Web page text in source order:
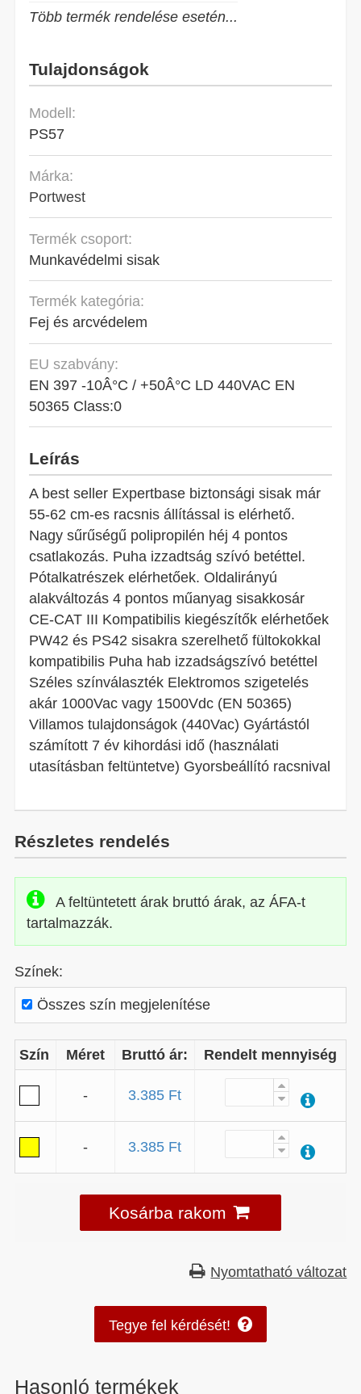
Több termék rendelése esetén...
Tulajdonságok
Modell:
PS57
Márka:
Portwest
Termék csoport:
Munkavédelmi sisak
Termék kategória:
Fej és arcvédelem
EU szabvány:
EN 397 -10Â°C / +50Â°C LD 440VAC EN
50365 Class:0
Leírás
A best seller Expertbase biztonsági sisak már
55-62 cm-es racsnis állítással is elérhető.
Nagy sűrűségű polipropilén héj 4 pontos
csatlakozás. Puha izzadtság szívó betéttel.
Pótalkatrészek elérhetőek. Oldalirányú
alakváltozás 4 pontos műanyag sisakkosár
CE-CAT III Kompatibilis kiegészítők elérhetőek
PW42 és PS42 sisakra szerelhető fültokokkal
kompatibilis Puha hab izzadságszívó betéttel
Széles színválaszték Elektromos szigetelés
akár 1000Vac vagy 1500Vdc (EN 50365)
Villamos tulajdonságok (440Vac) Gyártástól
számított 7 év kihordási idő (használati
utasításban feltüntetve) Gyorsbeállító racsnival
Részletes rendelés
A feltüntetett árak bruttó árak, az ÁFA-t
tartalmazzák.
Színek:
Összes szín megjelenítése
Szín Méret Bruttó ár: Rendelt mennyiség
- 3.385 Ft
- 3.385 Ft
Kosárba rakom
Nyomtatható változat
Tegye fel kérdését!
Hasonló termékek